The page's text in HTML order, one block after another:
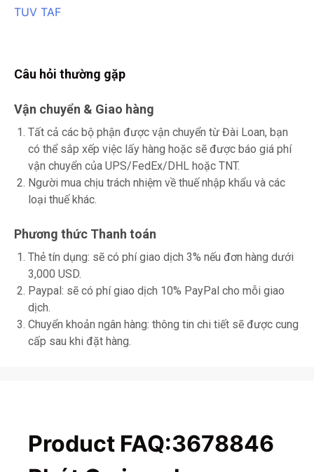
Câu hỏi thường gặp
Vận chuyển & Giao hàng
Tất cả các bộ phận được vận chuyển từ Đài Loan, bạn
có thể sắp xếp việc lấy hàng hoặc sẽ được báo giá phí
vận chuyển của UPS/FedEx/DHL hoặc TNT.
Người mua chịu trách nhiệm về thuế nhập khẩu và các
loại thuế khác.
Phương thức Thanh toán
Thẻ tín dụng: sẽ có phí giao dịch 3% nếu đơn hàng dưới
3,000 USD.
Paypal: sẽ có phí giao dịch 10% PayPal cho mỗi giao
dịch.
Chuyển khoản ngân hàng: thông tin chi tiết sẽ được cung
cấp sau khi đặt hàng.
Product FAQ:3678846